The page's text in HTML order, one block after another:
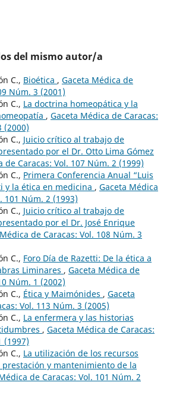
del mismo autor/a
C., Bioética , Gaceta Médica de
Núm. 3 (2001)
C., La doctrina homeopática y la
, Gaceta Médica de Caracas:
(2000)
C., Juicio crítico al trabajo de
por el Dr. Otto Lima Gómez
de Caracas: Vol. 107 Núm. 2 (1999)
C., Primera Conferencia Anual “Luis
y la ética en medicina , Gaceta Médica
101 Núm. 2 (1993)
C., Juicio crítico al trabajo de
por el Dr. José Enrique
de Caracas: Vol. 108 Núm. 3
C., Foro Día de Razetti: De la ética a
Liminares , Gaceta Médica de
Núm. 1 (2002)
C., Ética y Maimónides , Gaceta
Vol. 113 Núm. 3 (2005)
C., La enfermera y las historias
, Gaceta Médica de Caracas:
(1997)
C., La utilización de los recursos
y mantenimiento de la
de Caracas: Vol. 101 Núm. 2